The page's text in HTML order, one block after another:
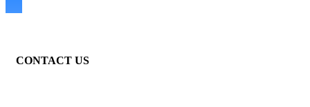
CONTACT US